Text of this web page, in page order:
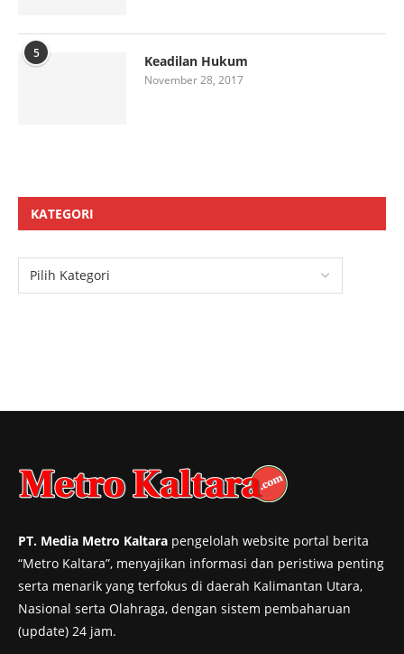
5 Keadilan Hukum
November 28, 2017
KATEGORI
PT. Media Metro Kaltara pengelolah website portal berita
“Metro Kaltara”, menyajikan informasi dan peristiwa penting
serta menarik yang terfokus di daerah Kalimantan Utara,
Nasional serta Olahraga, dengan sistem pembaharuan
(update) 24 jam.